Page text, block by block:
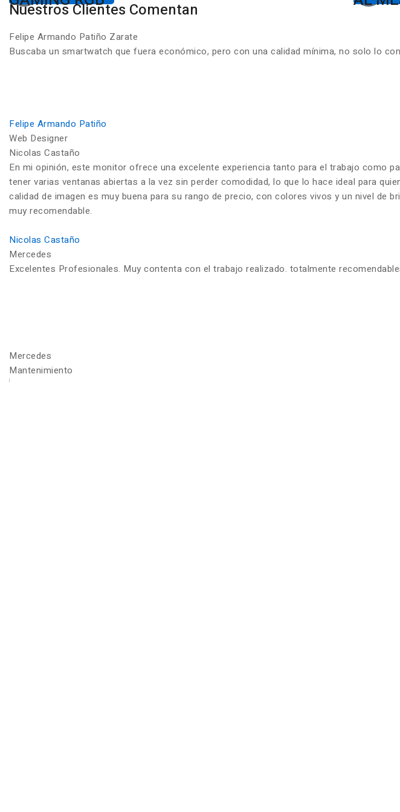
Nuestros Clientes Comentan
Felipe Armando Patiño Zarate
Buscaba un smartwatch que fuera económico, pero con una calidad mínima, no solo lo
Felipe Armando Patiño
Web Designer
Nicolas Castaño
En mi opinión, este monitor ofrece una excelente experiencia tanto para el trabajo como
tener varias ventanas abiertas a la vez sin perder comodidad, lo que lo hace ideal para
calidad de imagen es muy buena para su rango de precio, con colores vivos y un nivel de
muy recomendable.
Nicolas Castaño
Mercedes
Excelentes Profesionales. Muy contenta con el trabajo realizado. totalmente
Mercedes
Mantenimiento